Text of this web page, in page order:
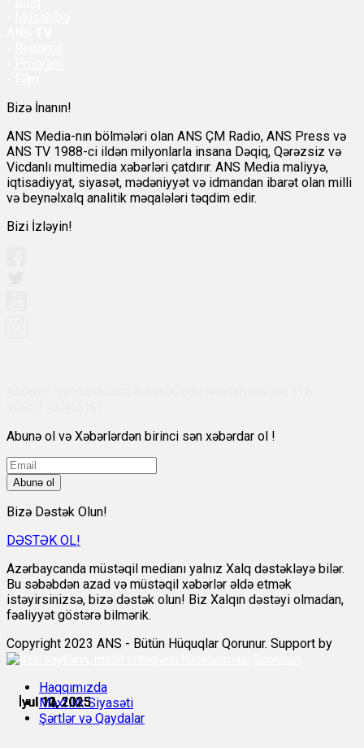
İyul 10, 2025
İyul 11, 2025
İyul 11, 2025
İyul 11, 2025
İyul 11, 2025
İyul 12, 2025
Bizə İnanın!
ANS Media-nın bölmələri olan ANS ÇM Radio, ANS Press və
ANS TV 1988-ci ildən milyonlarla insana Dəqiq, Qərəzsiz və
Vicdanlı multimedia xəbərləri çatdırır. ANS Media maliyyə,
iqtisadiyyat, siyasət, mədəniyyət və idmandan ibarət olan milli
və beynəlxalq analitik məqalələri təqdim edir.
Bizi İzləyin!
Abunə ol və Xəbərlərdən birinci sən xəbərdar ol !
Abunə ol
Bizə Dəstək Olun!
DƏSTƏK OL!
Azərbaycanda müstəqil medianı yalnız Xalq dəstəkləyə bilər.
Bu səbəbdən azad və müstəqil xəbərlər əldə etmək
istəyirsinizsə, bizə dəstək olun! Biz Xalqın dəstəyi olmadan,
fəaliyyət göstərə bilmərik.
Copyright 2023 ANS - Bütün Hüquqlar Qorunur. Support by
Haqqımızda
Məxfilik Siyasəti
Şərtlər və Qaydalar